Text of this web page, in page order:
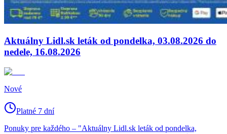
Aktuálny Lidl.sk leták od pondelka, 03.08.2026 do
nedele, 16.08.2026
Nové
Platné 7 dní
Ponuky pre každého – "Aktuálny Lidl.sk leták od pondelka,